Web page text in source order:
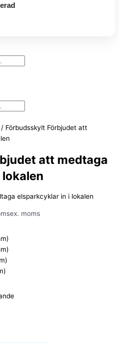
/ Förbudsskylt Förbjudet att
att medtaga
elsparkcyklar in i lokalen
ex. moms